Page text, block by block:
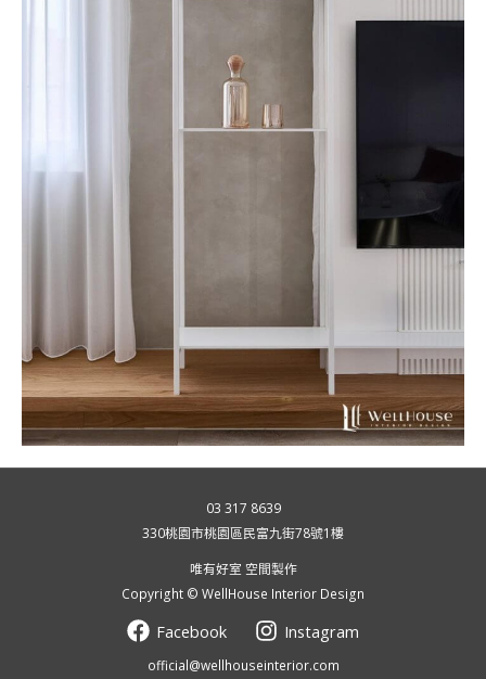
03 317 8639
330桃園市桃園區民富九街78號1樓
唯有好室 空間製作
Copyright © WellHouse Interior Design
Facebook Instagram
official@wellhouseinterior.com